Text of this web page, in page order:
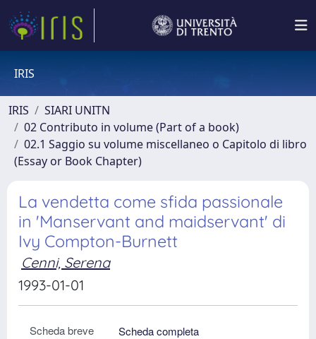
IRIS
IRIS
SIARI UNITN
02 Contributo in volume (Part of a book)
02.1 Saggio su volume miscellaneo o Capitolo di libro
(Essay or Book Chapter)
La vendetta come sfida passionale
in 'Manservant and maidservant' di
Ivy Compton-Burnett
Cenni, Serena
1993-01-01
Scheda breve
Scheda completa